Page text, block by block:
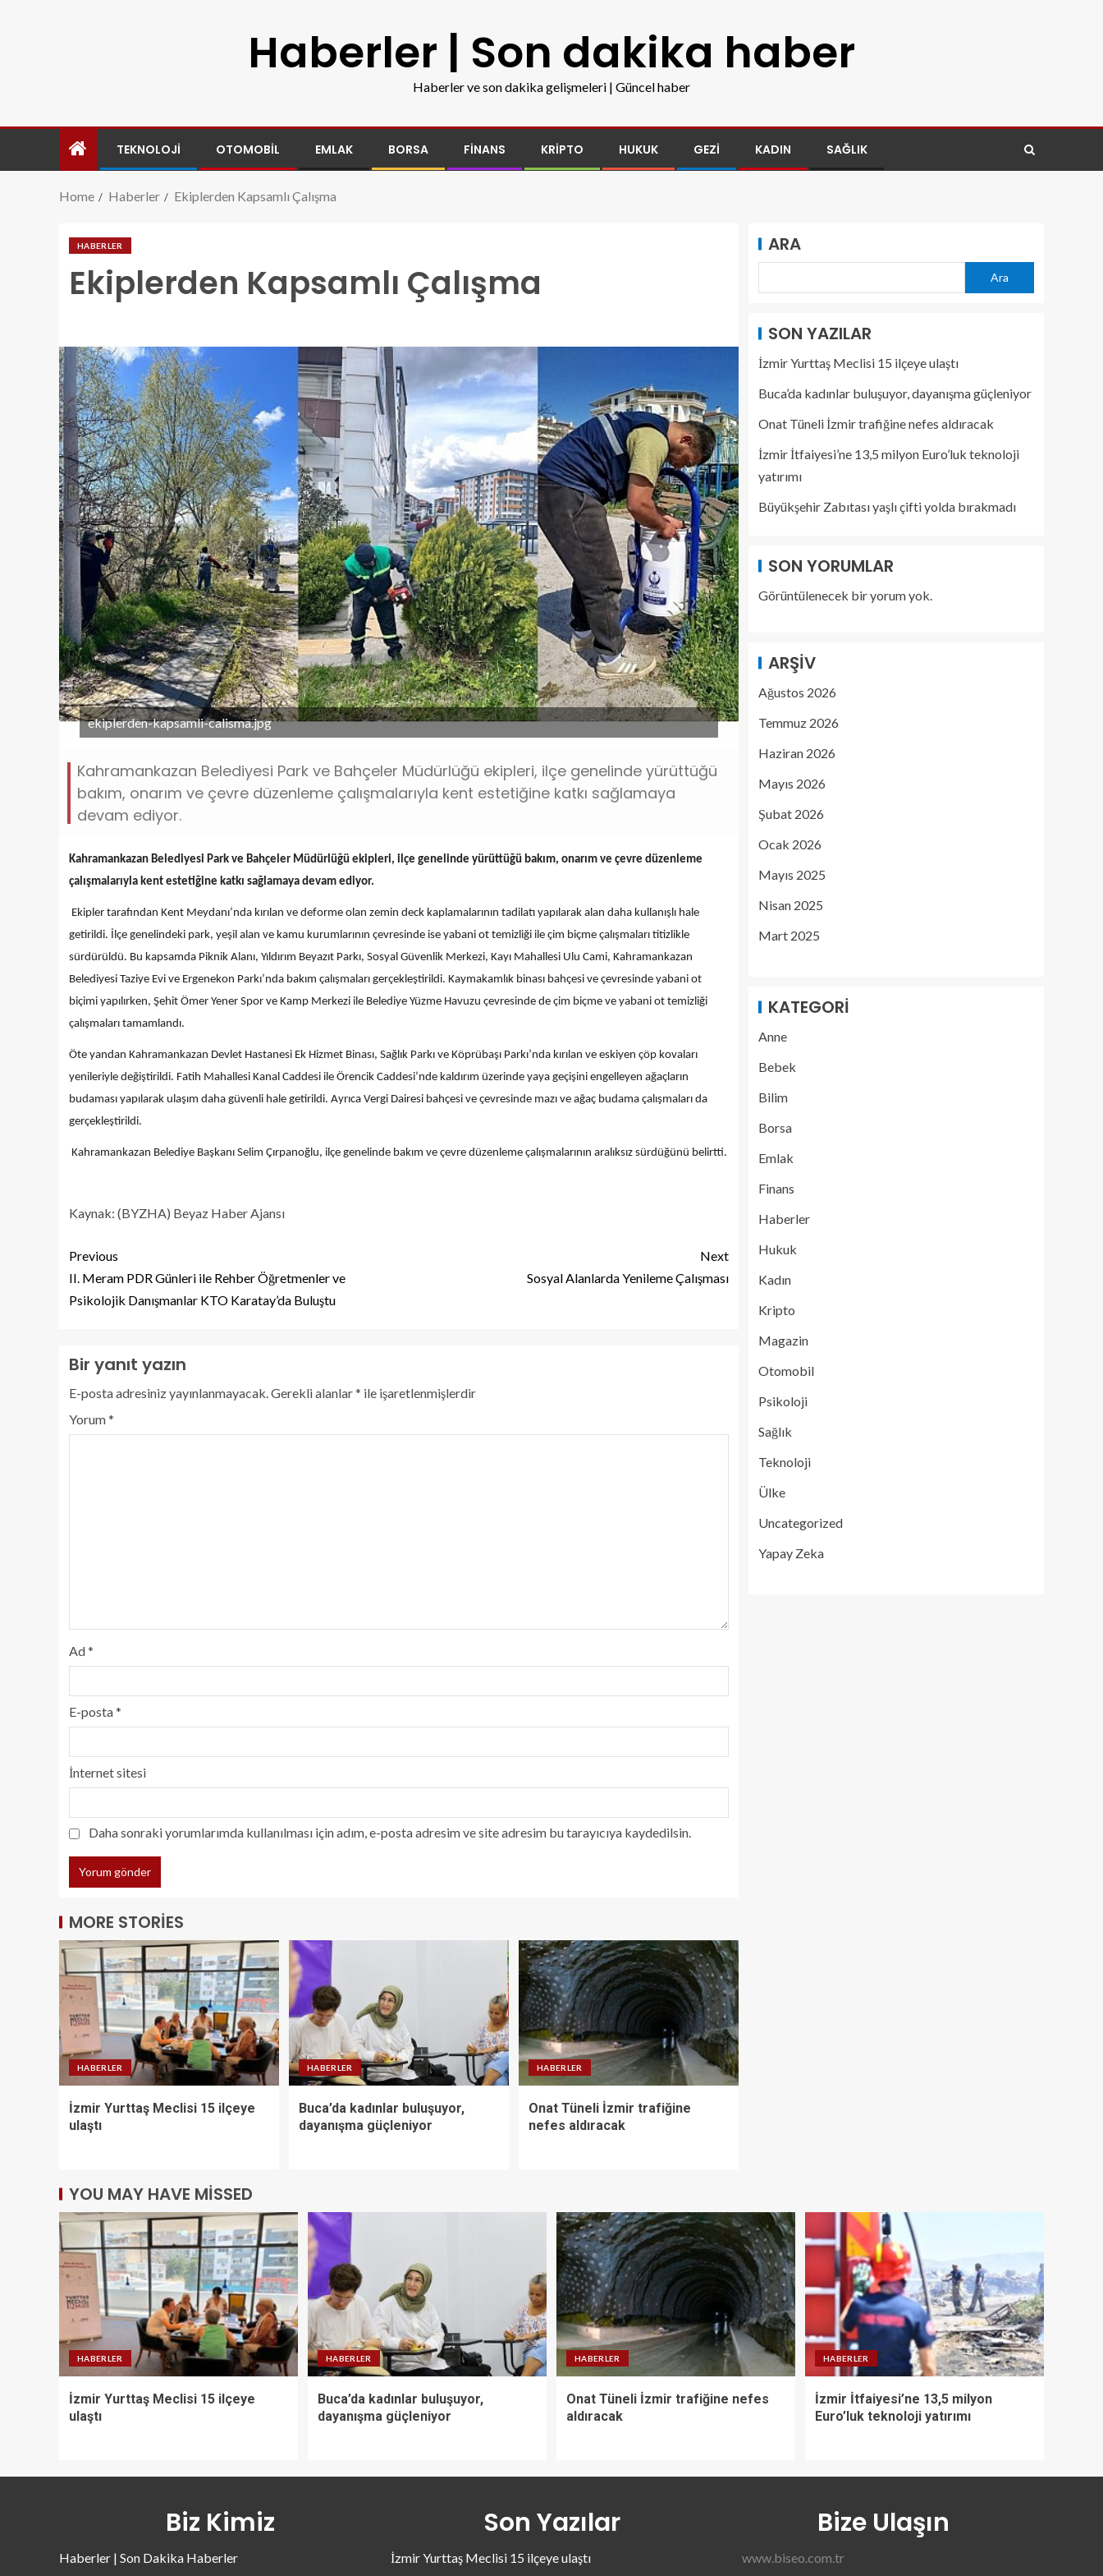
Haberler | Son dakika haber
Haberler ve son dakika gelişmeleri | Güncel haber
TEKNOLOJI OTOMOBIL EMLAK BORSA FINANS KRIPTO HUKUK GEZI KADIN SAĞLIK
Home Haberler Ekiplerden Kapsamlı Çalışma
HABERLER
Ekiplerden Kapsamlı Çalışma
ekiplerden-kapsamli-calisma.jpg
Kahramankazan Belediyesi Park ve Bahçeler Müdürlüğü ekipleri, ilçe genelinde yürüttüğü
bakım, onarım ve çevre düzenleme çalışmalarıyla kent estetiğine katkı sağlamaya
devam ediyor.
Kahramankazan Belediyesi Park ve Bahçeler Müdürlüğü ekipleri, ilçe genelinde yürüttüğü bakım, onarım ve çevre düzenleme
çalışmalarıyla kent estetiğine katkı sağlamaya devam ediyor.
Ekipler tarafından Kent Meydanı’nda kırılan ve deforme olan zemin deck kaplamalarının tadilatı yapılarak alan daha kullanışlı hale
getirildi. İlçe genelindeki park, yeşil alan ve kamu kurumlarının çevresinde ise yabani ot temizliği ile çim biçme çalışmaları titizlikle
sürdürüldü. Bu kapsamda Piknik Alanı, Yıldırım Beyazıt Parkı, Sosyal Güvenlik Merkezi, Kayı Mahallesi Ulu Cami, Kahramankazan
Belediyesi Taziye Evi ve Ergenekon Parkı’nda bakım çalışmaları gerçekleştirildi. Kaymakamlık binası bahçesi ve çevresinde yabani ot
biçimi yapılırken, Şehit Ömer Yener Spor ve Kamp Merkezi ile Belediye Yüzme Havuzu çevresinde de çim biçme ve yabani ot temizliği
çalışmaları tamamlandı.
Öte yandan Kahramankazan Devlet Hastanesi Ek Hizmet Binası, Sağlık Parkı ve Köprübaşı Parkı’nda kırılan ve eskiyen çöp kovaları
yenileriyle değiştirildi. Fatih Mahallesi Kanal Caddesi ile Örencik Caddesi’nde kaldırım üzerinde yaya geçişini engelleyen ağaçların
budaması yapılarak ulaşım daha güvenli hale getirildi. Ayrıca Vergi Dairesi bahçesi ve çevresinde mazı ve ağaç budama çalışmaları da
gerçekleştirildi.
Kahramankazan Belediye Başkanı Selim Çırpanoğlu, ilçe genelinde bakım ve çevre düzenleme çalışmalarının aralıksız sürdüğünü belirtti.
Kaynak: (BYZHA) Beyaz Haber Ajansı
Previous
II. Meram PDR Günleri ile Rehber Öğretmenler ve
Psikolojik Danışmanlar KTO Karatay’da Buluştu
Next
Sosyal Alanlarda Yenileme Çalışması
Bir yanıt yazın
E-posta adresiniz yayınlanmayacak.Gerekli alanlar* ile işaretlenmişlerdir
Yorum*
Ad*
E-posta*
İnternet sitesi
Daha sonraki yorumlarımda kullanılması için adım, e-posta adresim ve site adresim bu tarayıcıya kaydedilsin.
MORE STORIES
HABERLER
İzmir Yurttaş Meclisi 15 ilçeye
ulaştı
HABERLER
Buca’da kadınlar buluşuyor,
dayanışma güçleniyor
HABERLER
Onat Tüneli İzmir trafiğine
nefes aldıracak
ARA
Ara
SON YAZILAR
İzmir Yurttaş Meclisi 15 ilçeye ulaştı
Buca’da kadınlar buluşuyor, dayanışma güçleniyor
Onat Tüneli İzmir trafiğine nefes aldıracak
İzmir İtfaiyesi’ne 13,5 milyon Euro’luk teknoloji
yatırımı
Büyükşehir Zabıtası yaşlı çifti yolda bırakmadı
SON YORUMLAR
Görüntülenecek bir yorum yok.
ARŞIV
Ağustos 2026
Temmuz 2026
Haziran 2026
Mayıs 2026
Şubat 2026
Ocak 2026
Mayıs 2025
Nisan 2025
Mart 2025
KATEGORI
Anne
Bebek
Bilim
Borsa
Emlak
Finans
Haberler
Hukuk
Kadın
Kripto
Magazin
Otomobil
Psikoloji
Sağlık
Teknoloji
Ülke
Uncategorized
Yapay Zeka
YOU MAY HAVE MISSED
HABERLER
İzmir Yurttaş Meclisi 15 ilçeye
ulaştı
HABERLER
Buca’da kadınlar buluşuyor,
dayanışma güçleniyor
HABERLER
Onat Tüneli İzmir trafiğine nefes
aldıracak
HABERLER
İzmir İtfaiyesi’ne 13,5 milyon
Euro’luk teknoloji yatırımı
Biz Kimiz
Haberler | Son Dakika Haberler
Son Yazılar
İzmir Yurttaş Meclisi 15 ilçeye ulaştı
Bize Ulaşın
www.biseo.com.tr